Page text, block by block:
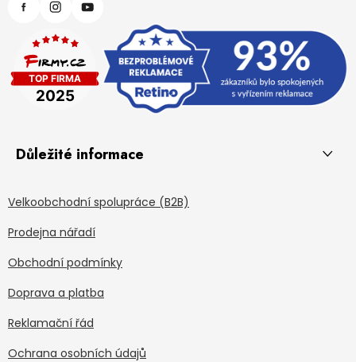
Důležité informace
Velkoobchodní spolupráce (B2B)
Prodejna nářadí
Obchodní podmínky
Doprava a platba
Reklamační řád
Ochrana osobních údajů